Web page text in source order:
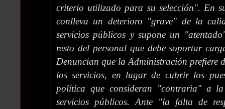
criterio utilizado para su selección". En
conlleva un deterioro "grave" de la
servicios públicos y supone un
resto del personal que debe soportar
Denuncian que la Administración prefiere
los servicios, en lugar de cubrir los
política que consideran "contraria" a
servicios públicos. Ante "la falta de